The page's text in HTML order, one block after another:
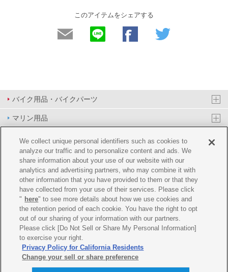
このアイテムをシェアする
バイク用品・バイクパーツ
マリン用品
PAS/YPJ用品
その他用品
イベント&エンターテイメント
オンラインショップ
企業情報
ご利用規約 推薦環境 プライバシーポリシー Cookie ポリシー
We collect unique personal identifiers such as cookies to
analyze our traffic and to personalize content and ads. We
share information about your use of our website with our
analytics and advertising partners, who may combine it with
other information that you have provided to them or that they
have collected from your use of their services. Please click
" here" to see more details about how we use cookies and
the retention period of each cookie. You have the right to opt
out of our sharing of your information with our partners.
Please click [Do Not Sell or Share My Personal Information]
to exercise your right.
Privacy Policy for California Residents
Change your sell or share preference